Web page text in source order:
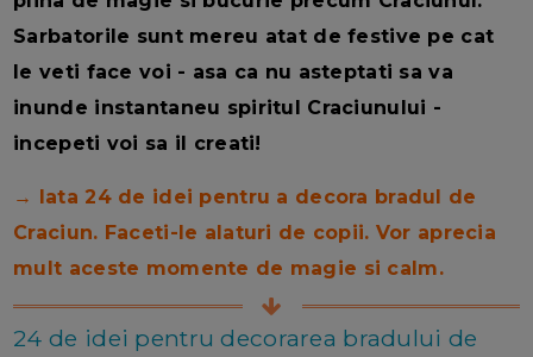
Sarbatorile sunt mereu atat de festive pe cat
le veti face voi - asa ca nu asteptati sa va
inunde instantaneu spiritul Craciunului -
incepeti voi sa il creati!
→ Iata 24 de idei pentru a decora bradul de
Craciun. Faceti-le alaturi de copii. Vor aprecia
mult aceste momente de magie si calm.
24 de idei pentru decorarea bradului de